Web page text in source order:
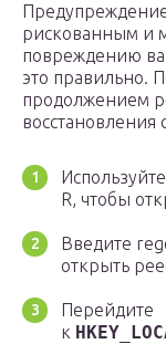
рискованным и
повреждению
это правильно.
продолжением
восстановления
R, чтобы
Введите
открыть
Перейдите
к